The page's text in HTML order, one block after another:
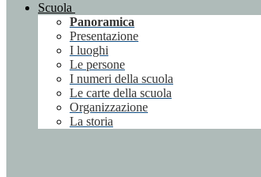
Scuola
Panoramica
Presentazione
I luoghi
Le persone
I numeri della scuola
Le carte della scuola
Organizzazione
La storia